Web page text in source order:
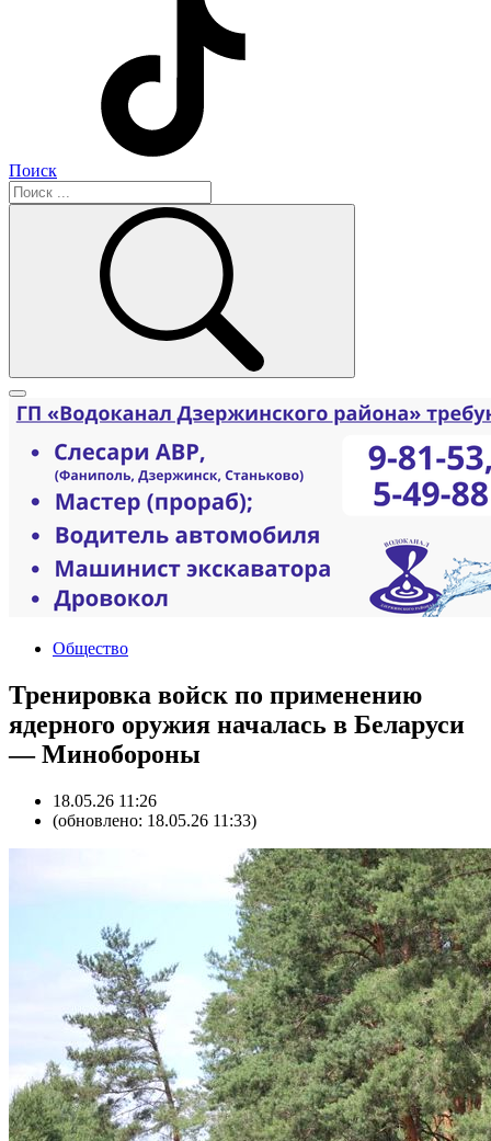
Поиск
Общество
Тренировка войск по применению
ядерного оружия началась в Беларуси
— Минобороны
18.05.26 11:26
(обновлено: 18.05.26 11:33)